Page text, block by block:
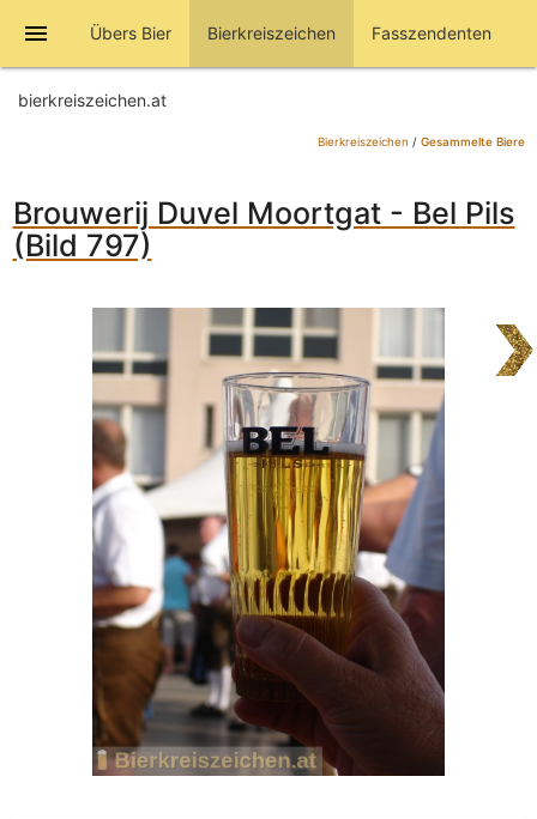
menu Übers Bier Bierkreiszeichen Fasszendenten
bierkreiszeichen.at
Bierkreiszeichen / Gesammelte Biere
Brouwerij Duvel Moortgat - Bel Pils
(Bild 797)